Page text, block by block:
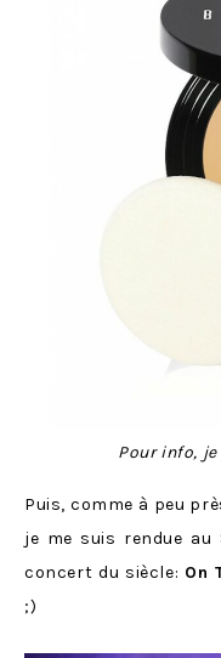
Pour info,
Puis, comme à peu
je me suis rendue au
concert du siècle: On
;)